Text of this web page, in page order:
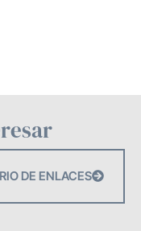
DE ENLACES